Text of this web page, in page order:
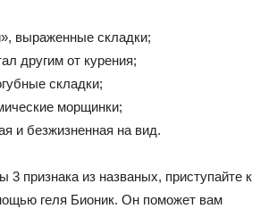
выраженные складки;
другим от курения;
складки;
морщинки;
и безжизненная на вид.
3 признака из названых, приступайте к
геля Бионик. Он поможет вам